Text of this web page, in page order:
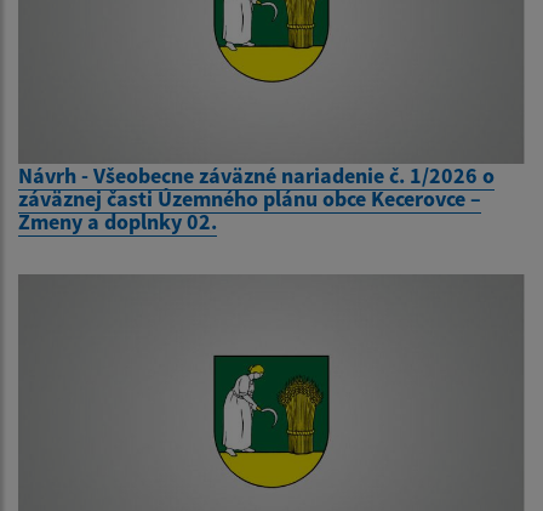
Návrh - Všeobecne záväzné nariadenie č. 1/2026 o
záväznej časti Územného plánu obce Kecerovce –
Zmeny a doplnky 02.